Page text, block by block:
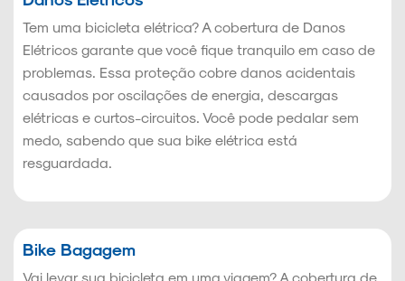
Tem uma bicicleta elétrica? A cobertura de Danos
Elétricos garante que você fique tranquilo em caso de
problemas. Essa proteção cobre danos acidentais
causados por oscilações de energia, descargas
elétricas e curtos-circuitos. Você pode pedalar sem
medo, sabendo que sua bike elétrica está
resguardada.
Bike Bagagem
Vai levar sua bicicleta em uma viagem? A cobertura de